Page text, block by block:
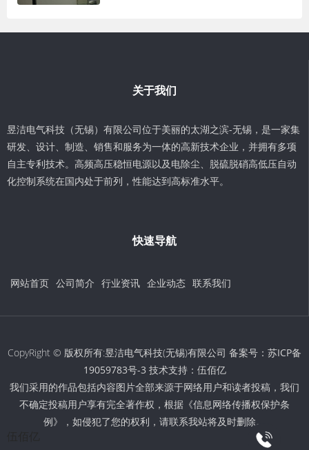
关于我们
昱洁电气科技（无锡）有限公司位于美丽的太湖之滨-无锡，是一家集
研发、设计、制造、销售和服务为一体的高新技术企业，并拥有多项
自主专利技术。高频高压稳恒电源以及电除尘、脱硫脱硝高低压自动
化控制系统在国内处于前列，性能达到高标准水平。
快速导航
网站首页 公司简介 行业资讯 企业动态 联系我们
CopyRight © 版权所有:昱洁电气科技(无锡)有限公司 备案号： 苏ICP备
19059783号-3 技术支持： 伍佰亿
我们采用的作品包括内容图片全部来源于网络用户和读者投稿，我们
不确定投稿用户享有完全著作权，根据《信息网络传播权保护条
例》，如侵犯了您的权利，请联系我站将及时删除。